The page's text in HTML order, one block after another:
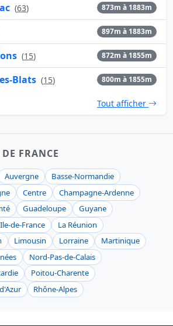
(63) 873m à 1883m
897m à 1883m
(15) 872m à 1855m
Blats (15) 800m à 1855m
Tout afficher
FRANCE
Auvergne
Basse-Normandie
Centre
Champagne-Ardenne
Guadeloupe
Guyane
Ile-de-France
La Réunion
Limousin Lorraine
Martinique
Nord-Pas-de-Calais
Poitou-Charente
Rhône-Alpes